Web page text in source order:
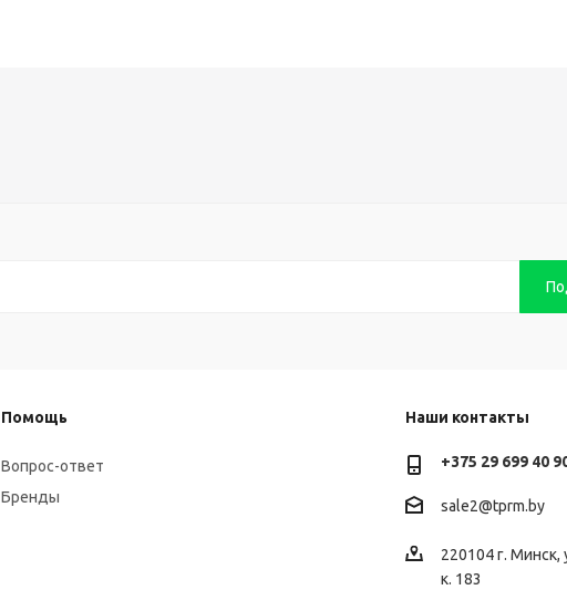
Помощь
Вопрос-ответ
Бренды
Наши контакты
+375 29 699 40
sale2@tprm.by
220104 г. Минск,
к. 183